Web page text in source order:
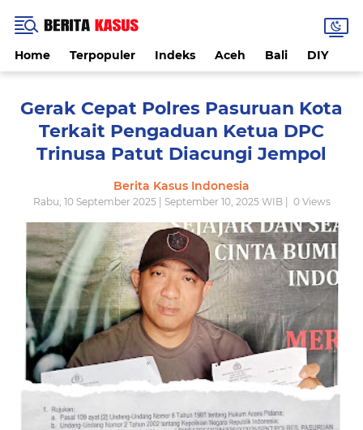
Home Terpopuler Indeks Aceh Bali DIY
Gerak Cepat Polres Pasuruan Kota
Terkait Pengaduan Ketua DPC
Trinusa Patut Diacungi Jempol
Berita Kasus Indonesia
Rabu, 10 September 2025 | September 10, 2025 WIB | 0Views